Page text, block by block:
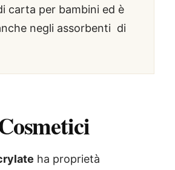
carta per bambini ed è
negli assorbenti di
ha proprietà